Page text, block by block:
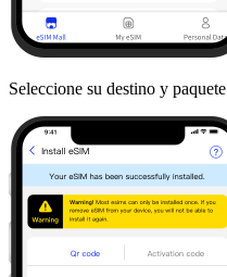
Seleccione su destino y paquete